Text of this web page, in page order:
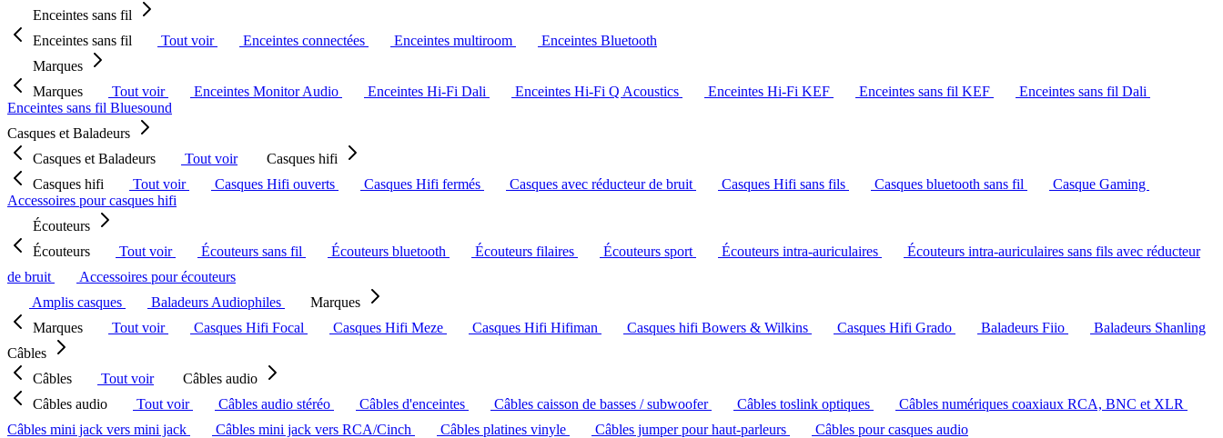
Enceintes sans fil
Enceintes sans fil
Tout voir Enceintes connectées Enceintes multiroom
Enceintes Bluetooth
Marques
Marques
Tout voir Enceintes Monitor Audio Enceintes Hi-Fi Dali Enceintes Hi-Fi Q Acoustics Enceintes Hi-Fi KEF Enceintes sans fil KEF
Enceintes sans fil Dali
Enceintes sans fil Bluesound
Casques et Baladeurs
Casques et Baladeurs
Tout voir
Casques hifi
Casques hifi
Tout voir Casques Hifi ouverts Casques Hifi fermés Casques avec réducteur de bruit Casques Hifi sans fils Casques bluetooth sans fil
Casque Gaming
Accessoires pour casques hifi
Écouteurs
Écouteurs
Tout voir Écouteurs sans fil Écouteurs bluetooth Écouteurs filaires Écouteurs sport Écouteurs intra-auriculaires
Écouteurs intra-auriculaires sans fils avec réducteur
de bruit
Accessoires pour écouteurs
Amplis casques
Baladeurs Audiophiles
Marques
Marques
Tout voir Casques Hifi Focal Casques Hifi Meze Casques Hifi Hifiman Casques hifi Bowers & Wilkins Casques Hifi Grado Baladeurs Fiio
Baladeurs Shanling
Câbles
Câbles
Tout voir
Câbles audio
Câbles audio
Tout voir Câbles audio stéréo Câbles d'enceintes Câbles caisson de basses / subwoofer Câbles toslink optiques
Câbles numériques coaxiaux RCA, BNC et XLR
Câbles mini jack vers mini jack
Câbles mini jack vers RCA/Cinch Câbles platines vinyle Câbles jumper pour haut-parleurs
Câbles pour casques audio